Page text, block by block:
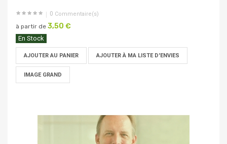
0 Commentaire(s)
à partir de 3,50 €
En Stock
AJOUTER AU PANIER AJOUTER À MA LISTE D'ENVIES
IMAGE GRAND